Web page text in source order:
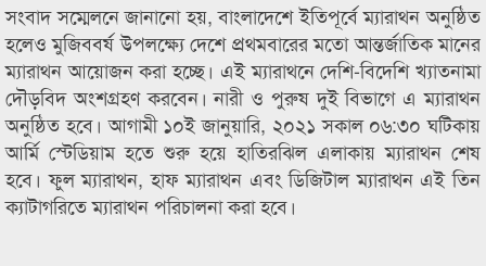
সংবাদ সম্মেলনে জানানো হয়, বাংলাদেশে ইতিপূর্বে ম্যারাথন অনুষ্ঠিত
হলেও মুজিববর্ষ উপলক্ষ্যে দেশে প্রথমবারের মতো আন্তর্জাতিক মানের
ম্যারাথন আয়োজন করা হচ্ছে। এই ম্যারাথনে দেশি-বিদেশি খ্যাতনামা
দৌড়বিদ অংশগ্রহণ করবেন। নারী ও পুরুষ দুই বিভাগে এ ম্যারাথন
অনুষ্ঠিত হবে। আগামী ১০ই জানুয়ারি, ২০২১ সকাল ০৬:৩০ ঘটিকায়
আর্মি স্টেডিয়াম হতে শুরু হয়ে হাতিরঝিল এলাকায় ম্যারাথন শেষ
হবে। ফুল ম্যারাথন, হাফ ম্যারাথন এবং ডিজিটাল ম্যারাথন এই তিন
ক্যাটাগরিতে ম্যারাথন পরিচালনা করা হবে।